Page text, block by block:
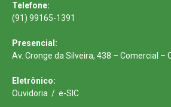
Telefone:
(91) 99165-1391
Presencial:
Av. Cronge da Silveira, 438 – Comercial –
Eletrônico:
Ouvidoria / e-SIC